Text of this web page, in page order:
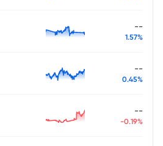
--
1.57%
--
0.45%
--
-0.19%